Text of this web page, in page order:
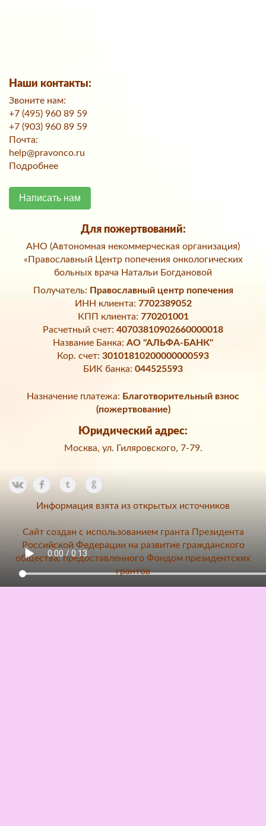
Наши контакты:
Звоните нам:
+7 (495) 960 89 59
+7 (903) 960 89 59
Почта:
help@pravonco.ru
Подробнее
Написать нам
Для пожертвований:
АНО (Автономная некоммерческая организация)
«Православный Центр попечения онкологических
больных врача Натальи Богдановой
Получатель: Православный центр попечения
ИНН клиента: 7702389052
КПП клиента: 770201001
Расчетный счет: 40703810902660000018
Название Банка: АО "АЛЬФА-БАНК"
Кор. счет: 30101810200000000593
БИК банка: 044525593
Назначение платежа: Благотворительный взнос
(пожертвование)
Юридический адрес:
Москва, ул. Гиляровского, 7-79.
Информация взята из открытых источников
Сайт создан с использованием гранта Президента
Российской Федерации на развитие гражданского
общества, предоставленного Фондом президентских
грантов